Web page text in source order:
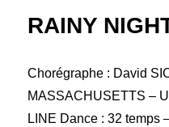
RAINY
Chorégraphe : David
MASSACHUSETTS –
LINE Dance : 32 temps